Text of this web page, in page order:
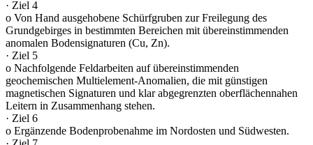
· Ziel 4
o Von Hand ausgehobene Schürfgruben zur Freilegung des
Grundgebirges in bestimmten Bereichen mit übereinstimmenden
anomalen Bodensignaturen (Cu, Zn).
· Ziel 5
o Nachfolgende Feldarbeiten auf übereinstimmenden
geochemischen Multielement-Anomalien, die mit günstigen
magnetischen Signaturen und klar abgegrenzten oberflächennahen
Leitern in Zusammenhang stehen.
· Ziel 6
o Ergänzende Bodenprobenahme im Nordosten und Südwesten.